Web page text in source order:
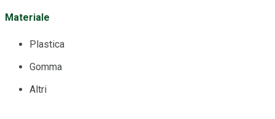
Materiale
Plastica
Gomma
Altri